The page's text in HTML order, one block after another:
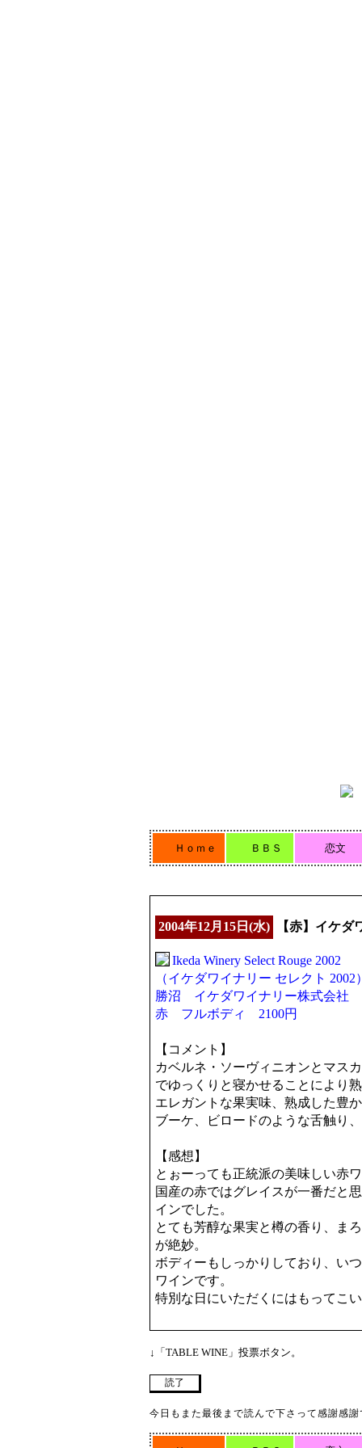
Ｈｏｍｅ ＢＢＳ 恋文
2004年12月15日(水) 【赤】イケダ
Ikeda Winery Select Rouge 2002
（イケダワイナリー セレクト 2002
勝沼 イケダワイナリー株式会社
赤 フルボディ 2100円
【コメント】
カベルネ・ソーヴィニオンとマス
でゆっくりと寝かせることにより
エレガントな果実味、熟成した豊
ブーケ、ビロードのような舌触り
【感想】
とぉーっても正統派の美味しい赤
国産の赤ではグレイスが一番だと
インでした。
とても芳醇な果実と樽の香り、ま
が絶妙。
ボディーもしっかりしており、い
ワインです。
特別な日にいただくにはもってこ
↓「TABLE WINE」投票ボタン。
今日もまた最後まで読んで下さって感謝感